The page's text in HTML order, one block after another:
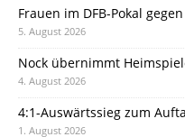
Frauen im DFB-Pokal
5. August 2026
Nock übernimmt
4. August 2026
4:1-Auswärtssieg zum
1. August 2026